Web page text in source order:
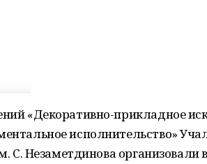
«Декоративно-прикладное
исполнительство»
С. Незаметдинова организовали